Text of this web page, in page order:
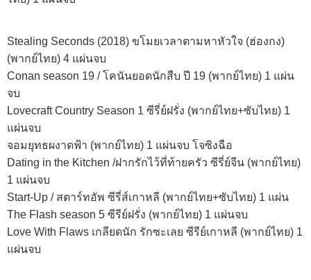
Stealing Seconds (2018) ขโมยเวลาตามหาหัวใจ (ฮ่องกง)
(พากย์ไทย) 4 แผ่นจบ
Conan season 19 / โคนันยอดนักสืบ ปี 19 (พากย์ไทย) 1 แผ่น
จบ
Lovecraft Country Season 1 ซีรี่ย์ฝรั่ง (พากย์ไทย+ซับไทย) 1
แผ่นจบ
จอมยุทธผงาดฟ้า (พากย์ไทย) 1 แผ่นจบ โจซิงฉือ
Dating in the Kitchen /ฝากรักไว้ที่ท้ายครัว ซีรี่ย์จีน (พากย์ไทย)
1 แผ่นจบ
Start-Up / สตาร์ทอัพ ซีรี่ส์เกาหลี (พากย์ไทย+ซับไทย) 1 แผ่น
The Flash season 5 ซีรีย์ฝรั่ง (พากย์ไทย) 1 แผ่นจบ
Love With Flaws เกลียดนัก รักซะเลย ซีรีย์เกาหลี (พากย์ไทย) 1
แผ่นจบ